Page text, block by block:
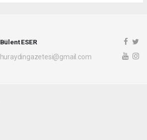
Bülent ESER
huraydingazetesi@gmail.com